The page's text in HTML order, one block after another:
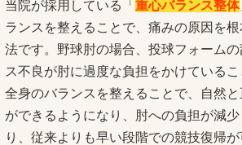
当院が採用している「 重心バランス整体
ランスを整えることで、痛みの原因を
法です。野球肘の場合、投球フォーム
ス不良が肘に過度な負担をかけているこ
全身のバランスを整えることで、自然
ができるようになり、肘への負担が減
り、従来よりも早い段階での競技復帰が